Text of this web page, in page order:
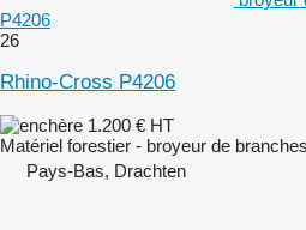
P4206
26
Rhino-Cross P4206
1.200 € HT
Matériel forestier - broyeur de branches
Pays-Bas, Drachten